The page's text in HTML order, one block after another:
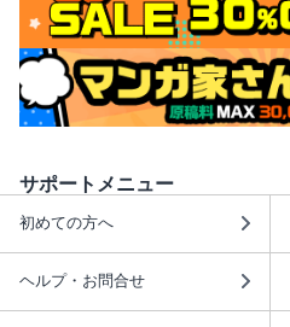
サポートメニュー
初めての方へ
ヘルプ・お問合せ